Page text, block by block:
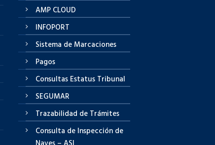
AMP CLOUD
INFOPORT
Sistema de Marcaciones
Pagos
Consultas Estatus Tribunal
SEGUMAR
Trazabilidad de Trámites
Consulta de Inspección de